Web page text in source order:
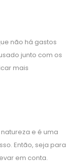
não há gastos
junto com os
mais
e é uma
Então, seja para
em conta.